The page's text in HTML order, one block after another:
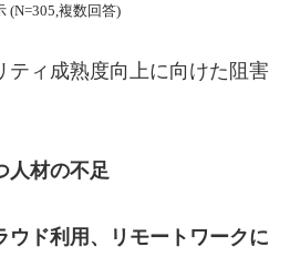
(N=305,複数回答)
ティ成熟度向上に向けた阻害
人材の不足
ウド利用、リモートワークに